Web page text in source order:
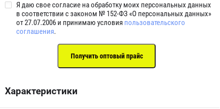
Я даю свое согласие на обработку моих персональных данных
в соответствии с законом № 152-ФЗ «О персональных данных»
от 27.07.2006 и принимаю условия пользовательского
соглашения.
Характеристики